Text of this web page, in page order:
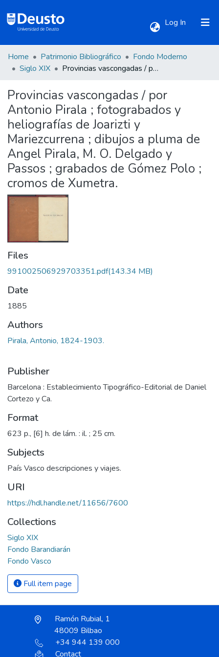
Log In (current)
Communities & Collections
All of DSpace
Statistics
Home Patrimonio Bibliográfico
Fondo Moderno
Siglo XIX
Provincias vascongadas / por Antonio Pirala ; fotograbados y heliografías de Joarizti y Mariezcurrena ; dibujos a pluma de Angel Pirala, M. O. Delgado y Passos ; grabados de Gómez Polo ; cromos de Xumetra.
Provincias vascongadas / por
Antonio Pirala ; fotograbados y
heliografías de Joarizti y
Mariezcurrena ; dibujos a pluma de
Angel Pirala, M. O. Delgado y
Passos ; grabados de Gómez Polo ;
cromos de Xumetra.
Files
991002506929703351.pdf(143.34 MB)
Date
1885
Authors
Pirala, Antonio, 1824-1903.
Publisher
Barcelona : Establecimiento Tipográfico-Editorial de Daniel
Cortezo y Ca.
Format
623 p., [6] h. de lám. : il. ; 25 cm.
Subjects
País Vasco descripciones y viajes.
URI
https://hdl.handle.net/11656/7600
Collections
Siglo XIX
Fondo Barandiarán
Fondo Vasco
Full item page
Ramón Rubial, 1
48009 Bilbao
+34 944 139 000
Contact